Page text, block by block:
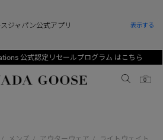
公式認定リセールプログラム はこちら
Canada Goose
0
ジャパン公式アプリ 表示する